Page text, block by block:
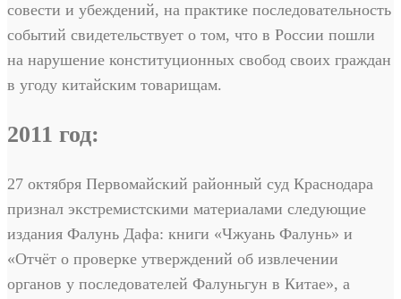
совести и убеждений, на практике последовательность
событий свидетельствует о том, что в России пошли
на нарушение конституционных свобод своих граждан
в угоду китайским товарищам.
2011 год:
27 октября Первомайский районный суд Краснодара
признал экстремистскими материалами следующие
издания Фалунь Дафа: книги «Чжуань Фалунь» и
«Отчёт о проверке утверждений об извлечении
органов у последователей Фалуньгун в Китае», а